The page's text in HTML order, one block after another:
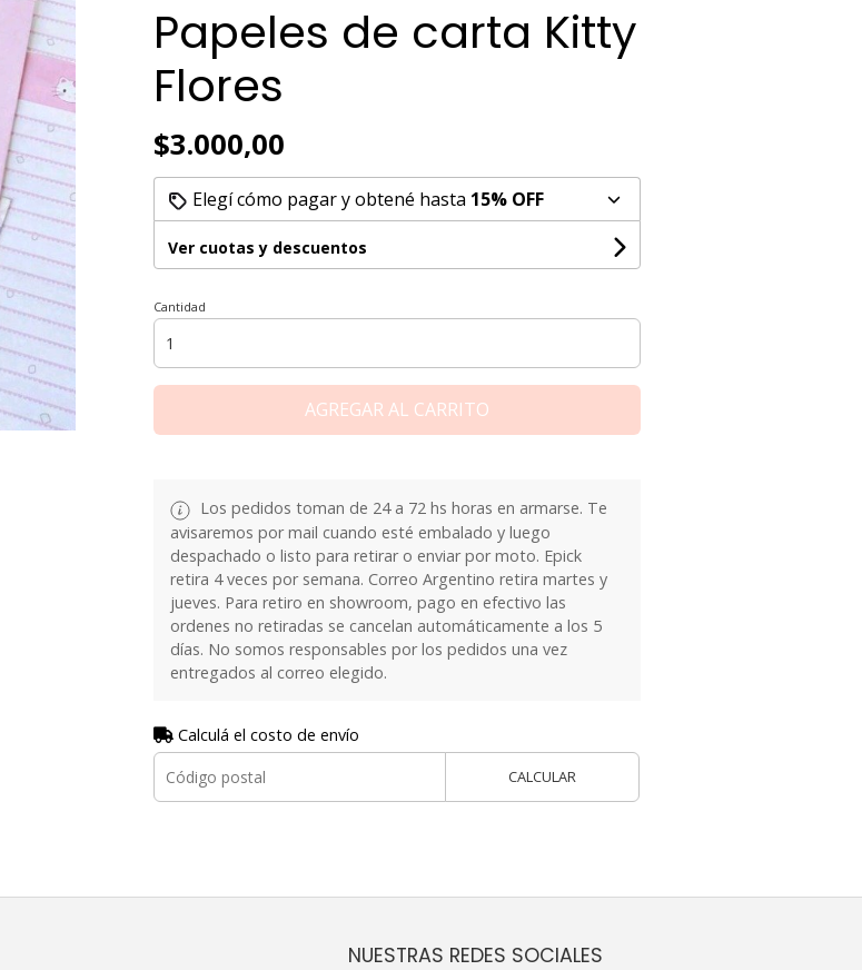
Papeles de carta Kitty
Flores
$3.000,00
Elegí cómo pagar y obtené hasta 15% OFF
Ver cuotas y descuentos
Cantidad
AGREGAR AL CARRITO
Los pedidos toman de 24 a 72 hs horas en armarse. Te
avisaremos por mail cuando esté embalado y luego
despachado o listo para retirar o enviar por moto. Epick
retira 4 veces por semana. Correo Argentino retira martes y
jueves. Para retiro en showroom, pago en efectivo las
ordenes no retiradas se cancelan automáticamente a los 5
días. No somos responsables por los pedidos una vez
entregados al correo elegido.
Calculá el costo de envío
CALCULAR
NUESTRAS REDES SOCIALES